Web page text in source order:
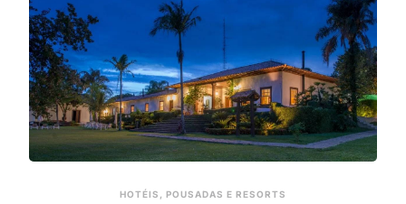
HOTÉIS, POUSADAS E RESORTS